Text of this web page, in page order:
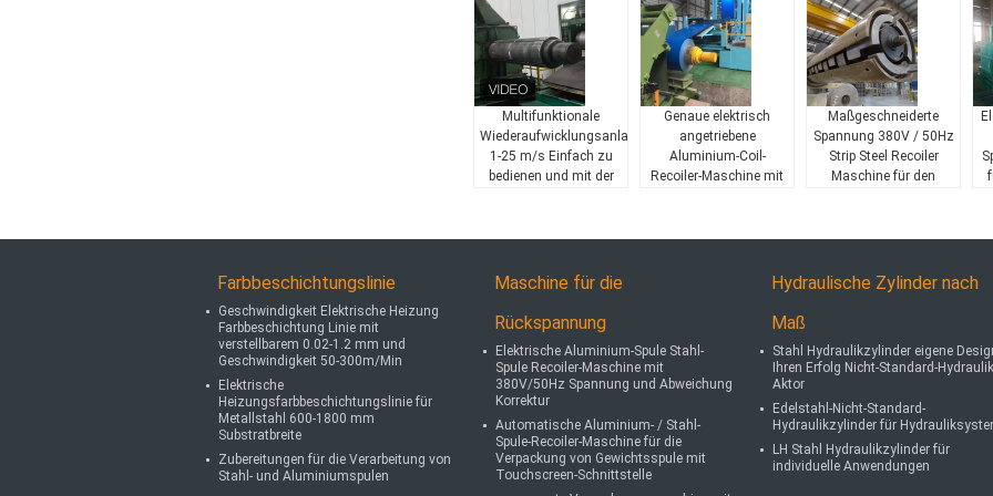
Multifunktionale
Wiederaufwicklungsanlage
1-25 m/s Einfach zu
bedienen und mit der
Genaue elektrisch
angetriebene
Aluminium-Coil-
Recoiler-Maschine mit
Maßgeschneiderte
Spannung 380V / 50Hz
Strip Steel Recoiler
Maschine für den
Farbbeschichtungslinie
Geschwindigkeit Elektrische Heizung
Farbbeschichtung Linie mit
verstellbarem 0.02-1.2 mm und
Geschwindigkeit 50-300m/Min
Elektrische
Heizungsfarbbeschichtungslinie für
Metallstahl 600-1800 mm
Substratbreite
Zubereitungen für die Verarbeitung von
Stahl- und Aluminiumspulen
Maschine für die
Rückspannung
Elektrische Aluminium-Spule Stahl-
Spule Recoiler-Maschine mit
380V/50Hz Spannung und Abweichung
Korrektur
Automatische Aluminium- / Stahl-
Spule-Recoiler-Maschine für die
Verpackung von Gewichtsspule mit
Touchscreen-Schnittstelle
Hydraulische Zylinder nach
Maß
Stahl Hydraulikzylinder eigene
Ihren Erfolg Nicht-Standard-
Aktor
Edelstahl-Nicht-Standard-
Hydraulikzylinder für
LH Stahl Hydraulikzylinder für
individuelle Anwendungen